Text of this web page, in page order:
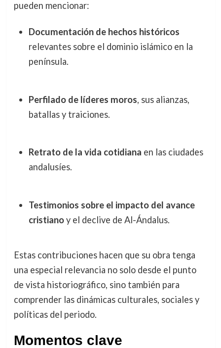
pueden mencionar:
Documentación de hechos históricos
relevantes sobre el dominio islámico en la
península.
Perfilado de líderes moros, sus alianzas,
batallas y traiciones.
Retrato de la vida cotidiana en las ciudades
andalusíes.
Testimonios sobre el impacto del avance
cristianoy el declive de Al-Ándalus.
Estas contribuciones hacen que su obra tenga
una especial relevancia no solo desde el punto
de vista historiográfico, sino también para
comprender las dinámicas culturales, sociales y
políticas del periodo.
Momentos clave